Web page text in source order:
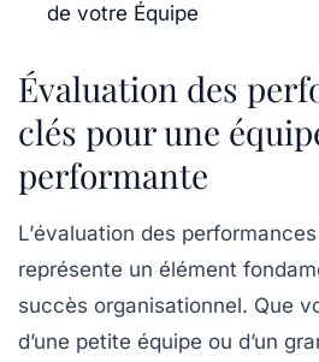
de votre Équipe
Évaluation des
clés pour une
performante
L’évaluation des performances
représente un élément
succès organisationnel. Que
d’une petite équipe ou d’un